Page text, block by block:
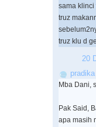
sama klinci
truz
truz klu d
20
Mba Dani,
Pak Said,
apa masih